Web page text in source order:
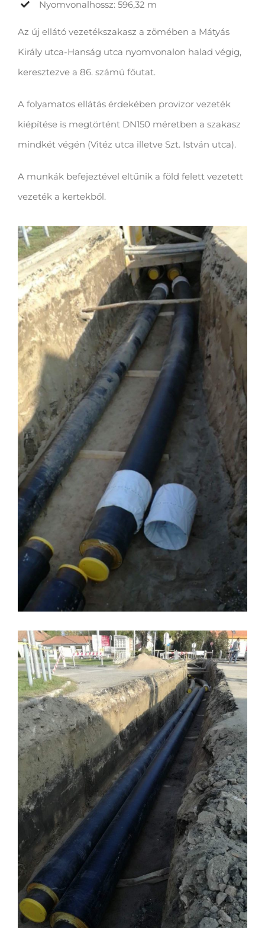
Nyomvonalhossz: 596,32 m
Az új ellátó vezetékszakasz a zömében a Mátyás
Király utca-Hanság utca nyomvonalon halad végig,
keresztezve a 86. számú főutat.
A folyamatos ellátás érdekében provizor vezeték
kiépítése is megtörtént DN150 méretben a szakasz
mindkét végén (Vitéz utca illetve Szt. István utca).
A munkák befejeztével eltűnik a föld felett vezetett
vezeték a kertekből.